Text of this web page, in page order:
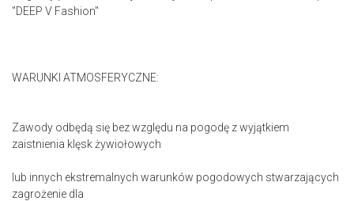
"DEEP V Fashion"
WARUNKI ATMOSFERYCZNE:
Zawody odbędą się bez względu na pogodę z wyjątkiem
zaistnienia klęsk żywiołowych
lub innych ekstremalnych warunków pogodowych stwarzających
zagrożenie dla